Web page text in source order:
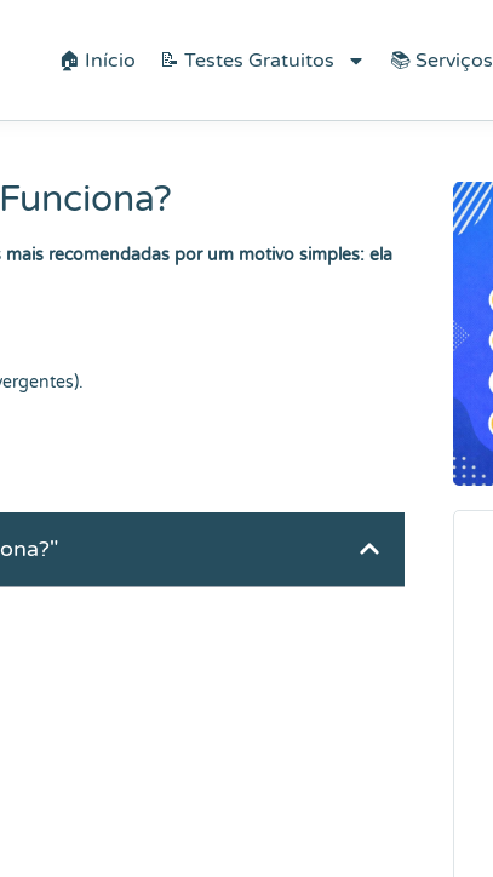
do Bem-estar"!
🏠 Início 📝 Testes Gratuitos 📚 Serviços
recomendadas por um motivo simples: ela